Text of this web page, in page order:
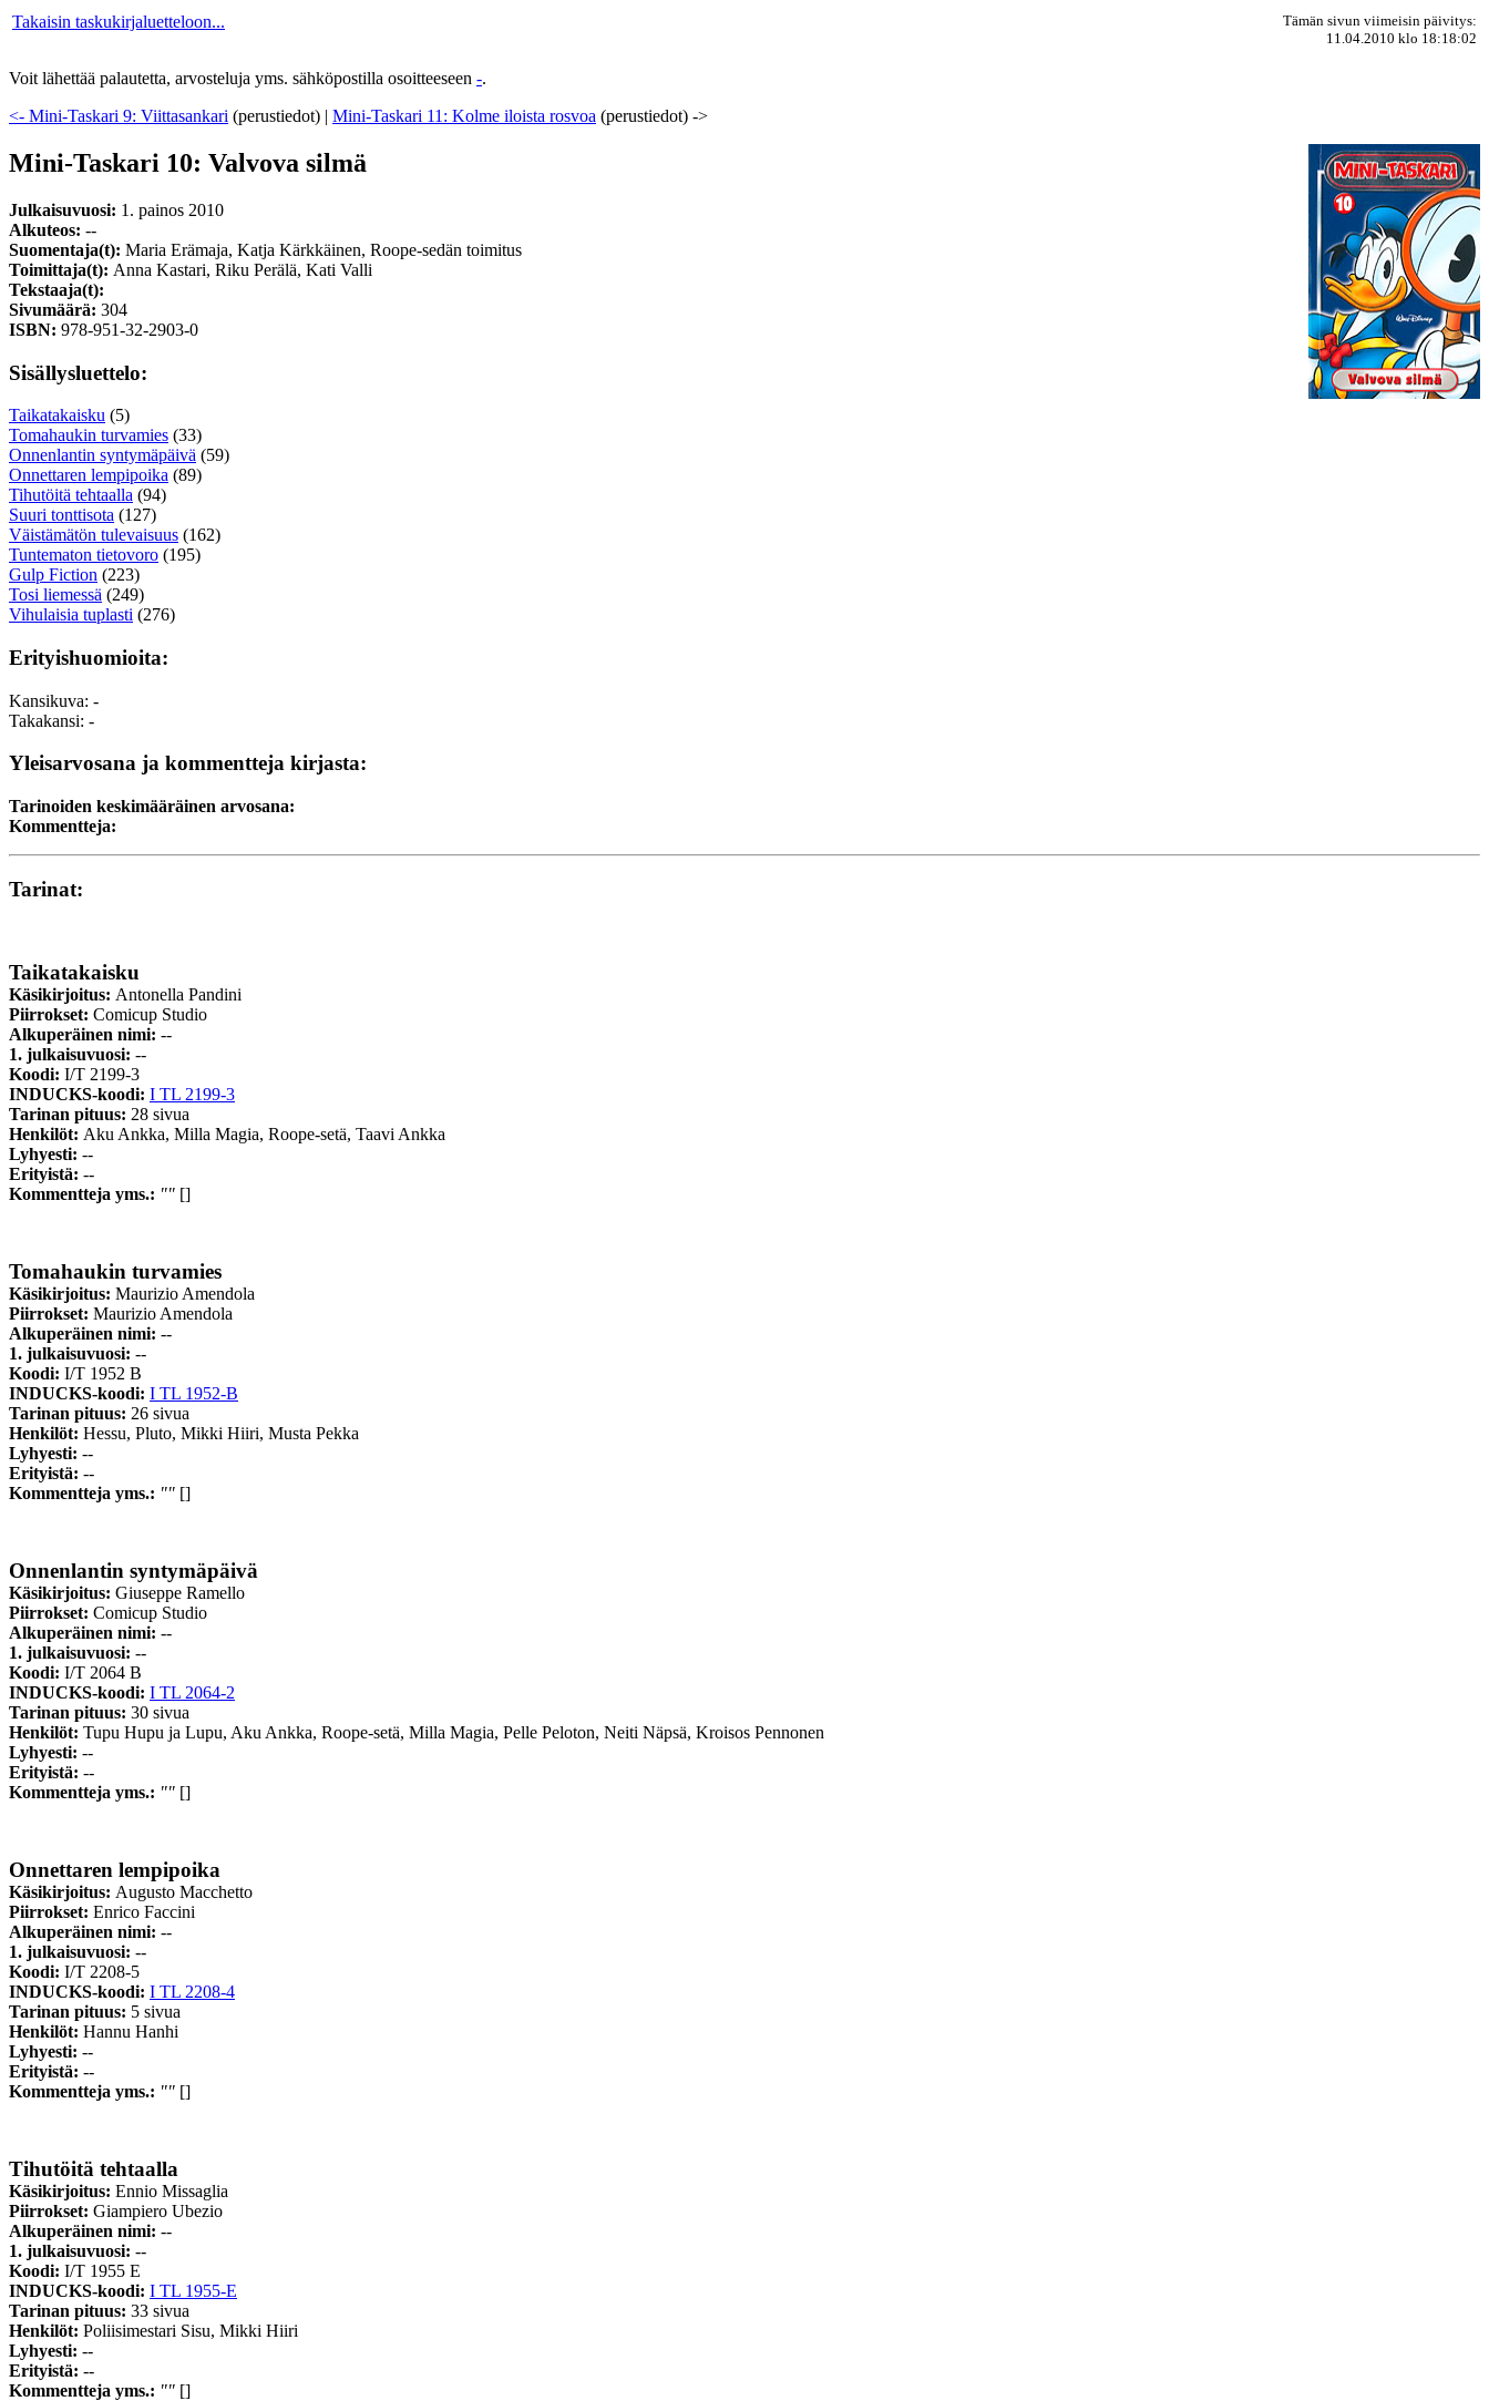
Takaisin taskukirjaluetteloon...
Tämän sivun viimeisin päivitys:
11.04.2010 klo 18:18:02
Voit lähettää palautetta, arvosteluja yms. sähköpostilla osoitteeseen -.
<- Mini-Taskari 9: Viittasankari (perustiedot) | Mini-Taskari 11: Kolme iloista rosvoa (perustiedot) ->
Mini-Taskari 10: Valvova silmä
Julkaisuvuosi: 1. painos 2010
Alkuteos: --
Suomentaja(t): Maria Erämaja, Katja Kärkkäinen, Roope-sedän toimitus
Toimittaja(t): Anna Kastari, Riku Perälä, Kati Valli
Tekstaaja(t):
Sivumäärä: 304
ISBN: 978-951-32-2903-0
Sisällysluettelo:
Taikatakaisku (5)
Tomahaukin turvamies (33)
Onnenlantin syntymäpäivä (59)
Onnettaren lempipoika (89)
Tihutöitä tehtaalla (94)
Suuri tonttisota (127)
Väistämätön tulevaisuus (162)
Tuntematon tietovoro (195)
Gulp Fiction (223)
Tosi liemessä (249)
Vihulaisia tuplasti (276)
Erityishuomioita:
Kansikuva: -
Takakansi: -
Yleisarvosana ja kommentteja kirjasta:
Tarinoiden keskimääräinen arvosana:
Kommentteja:
Tarinat:
Taikatakaisku
Käsikirjoitus: Antonella Pandini
Piirrokset: Comicup Studio
Alkuperäinen nimi: --
1. julkaisuvuosi: --
Koodi: I/T 2199-3
INDUCKS-koodi: I TL 2199-3
Tarinan pituus: 28 sivua
Henkilöt: Aku Ankka, Milla Magia, Roope-setä, Taavi Ankka
Lyhyesti: --
Erityistä: --
Kommentteja yms.: "" []
Tomahaukin turvamies
Käsikirjoitus: Maurizio Amendola
Piirrokset: Maurizio Amendola
Alkuperäinen nimi: --
1. julkaisuvuosi: --
Koodi: I/T 1952 B
INDUCKS-koodi: I TL 1952-B
Tarinan pituus: 26 sivua
Henkilöt: Hessu, Pluto, Mikki Hiiri, Musta Pekka
Lyhyesti: --
Erityistä: --
Kommentteja yms.: "" []
Onnenlantin syntymäpäivä
Käsikirjoitus: Giuseppe Ramello
Piirrokset: Comicup Studio
Alkuperäinen nimi: --
1. julkaisuvuosi: --
Koodi: I/T 2064 B
INDUCKS-koodi: I TL 2064-2
Tarinan pituus: 30 sivua
Henkilöt: Tupu Hupu ja Lupu, Aku Ankka, Roope-setä, Milla Magia, Pelle Peloton, Neiti Näpsä, Kroisos Pennonen
Lyhyesti: --
Erityistä: --
Kommentteja yms.: "" []
Onnettaren lempipoika
Käsikirjoitus: Augusto Macchetto
Piirrokset: Enrico Faccini
Alkuperäinen nimi: --
1. julkaisuvuosi: --
Koodi: I/T 2208-5
INDUCKS-koodi: I TL 2208-4
Tarinan pituus: 5 sivua
Henkilöt: Hannu Hanhi
Lyhyesti: --
Erityistä: --
Kommentteja yms.: "" []
Tihutöitä tehtaalla
Käsikirjoitus: Ennio Missaglia
Piirrokset: Giampiero Ubezio
Alkuperäinen nimi: --
1. julkaisuvuosi: --
Koodi: I/T 1955 E
INDUCKS-koodi: I TL 1955-E
Tarinan pituus: 33 sivua
Henkilöt: Poliisimestari Sisu, Mikki Hiiri
Lyhyesti: --
Erityistä: --
Kommentteja yms.: "" []